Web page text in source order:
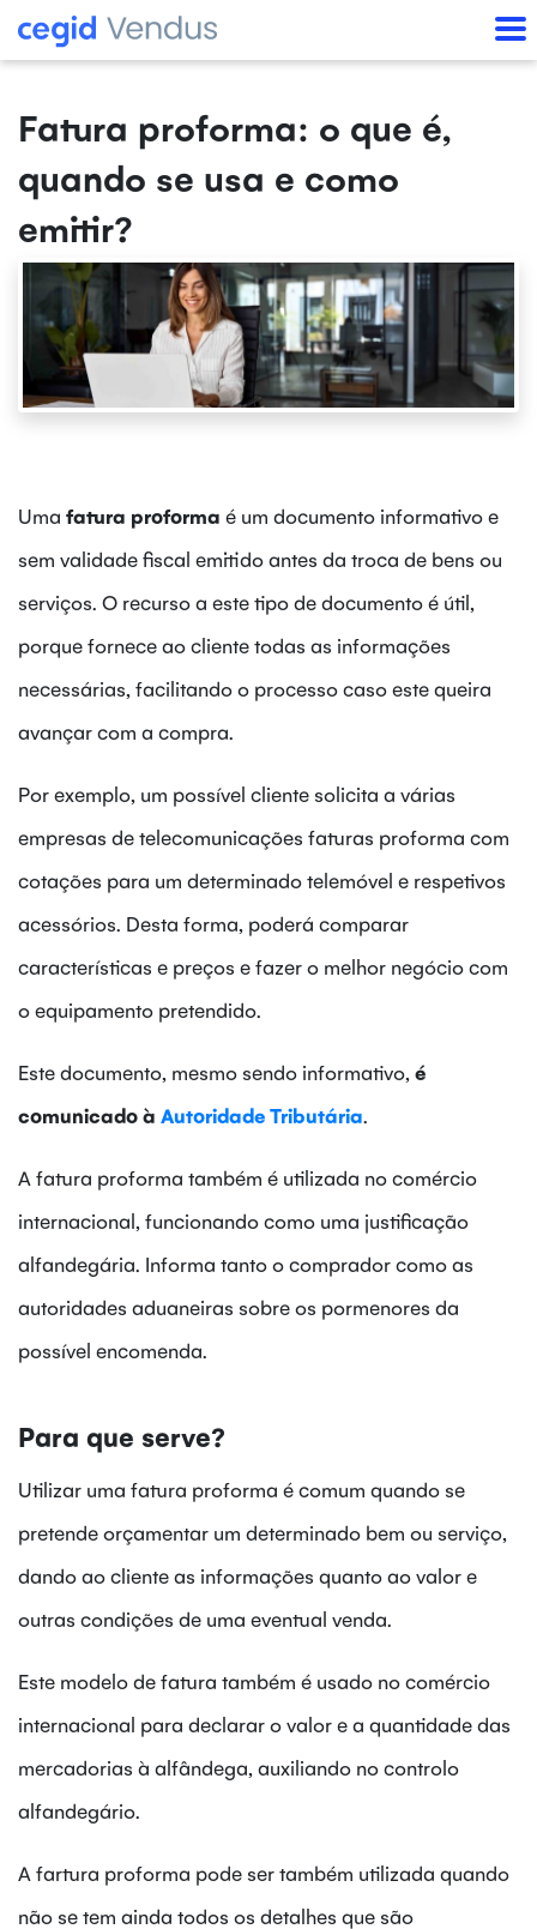
Fatura proforma: o que é,
quando se usa e como
emitir?
Uma fatura proforma é um documento informativo e
sem validade fiscal emitido antes da troca de bens ou
serviços. O recurso a este tipo de documento é útil,
porque fornece ao cliente todas as informações
necessárias, facilitando o processo caso este queira
avançar com a compra.
Por exemplo, um possível cliente solicita a várias
empresas de telecomunicações faturas proforma com
cotações para um determinado telemóvel e respetivos
acessórios. Desta forma, poderá comparar
características e preços e fazer o melhor negócio com
o equipamento pretendido.
Este documento, mesmo sendo informativo, é
comunicado à Autoridade Tributária.
A fatura proforma também é utilizada no comércio
internacional, funcionando como uma justificação
alfandegária. Informa tanto o comprador como as
autoridades aduaneiras sobre os pormenores da
possível encomenda.
Para que serve?
Utilizar uma fatura proforma é comum quando se
pretende orçamentar um determinado bem ou serviço,
dando ao cliente as informações quanto ao valor e
outras condições de uma eventual venda.
Este modelo de fatura também é usado no comércio
internacional para declarar o valor e a quantidade das
mercadorias à alfândega, auxiliando no controlo
alfandegário.
A fartura proforma pode ser também utilizada quando
não se tem ainda todos os detalhes que são